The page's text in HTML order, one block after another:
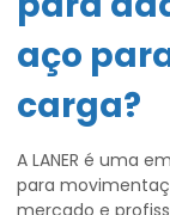
aço
carga?
A LANER é uma
para
mercado e